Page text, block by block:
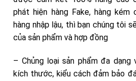
phát hiện hàng Fake, hàng kém
hàng nhập lậu, thì bạn chúng tôi
của sản phẩm và hợp đồng
– Chủng loại sản phẩm đa dạng
kích thước, kiểu cách đảm bảo